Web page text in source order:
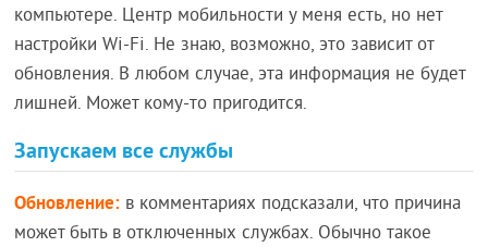
компьютере. Центр мобильности у меня есть, но нет
настройки Wi-Fi. Не знаю, возможно, это зависит от
обновления. В любом случае, эта информация не будет
лишней. Может кому-то пригодится.
Запускаем все службы
Обновление: в комментариях подсказали, что причина
может быть в отключенных службах. Обычно такое